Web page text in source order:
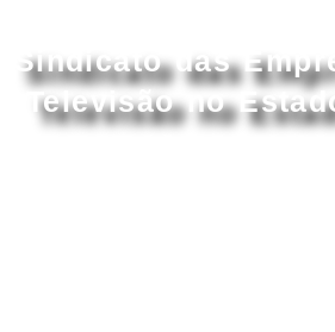
Sindicato das
Televisão no